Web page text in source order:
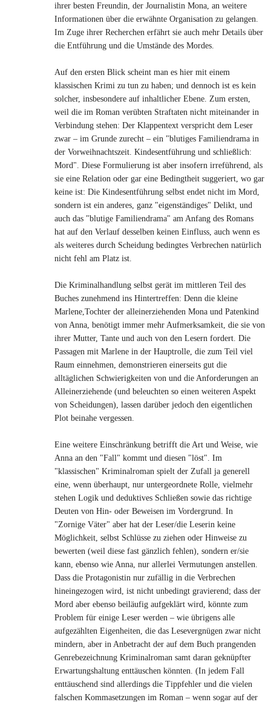
ihrer besten Freundin, der Journalistin Mona, an weitere
Informationen über die erwähnte Organisation zu gelangen.
Im Zuge ihrer Recherchen erfährt sie auch mehr Details über
die Entführung und die Umstände des Mordes.
Auf den ersten Blick scheint man es hier mit einem
klassischen Krimi zu tun zu haben; und dennoch ist es kein
solcher, insbesondere auf inhaltlicher Ebene. Zum ersten,
weil die im Roman verübten Straftaten nicht miteinander in
Verbindung stehen: Der Klappentext verspricht dem Leser
zwar – im Grunde zurecht – ein "blutiges Familiendrama in
der Vorweihnachtszeit. Kindesentführung und schließlich:
Mord". Diese Formulierung ist aber insofern irreführend, als
sie eine Relation oder gar eine Bedingtheit suggeriert, wo gar
keine ist: Die Kindesentführung selbst endet nicht im Mord,
sondern ist ein anderes, ganz "eigenständiges" Delikt, und
auch das "blutige Familiendrama" am Anfang des Romans
hat auf den Verlauf desselben keinen Einfluss, auch wenn es
als weiteres durch Scheidung bedingtes Verbrechen natürlich
nicht fehl am Platz ist.
Die Kriminalhandlung selbst gerät im mittleren Teil des
Buches zunehmend ins Hintertreffen: Denn die kleine
Marlene,Tochter der alleinerziehenden Mona und Patenkind
von Anna, benötigt immer mehr Aufmerksamkeit, die sie von
ihrer Mutter, Tante und auch von den Lesern fordert. Die
Passagen mit Marlene in der Hauptrolle, die zum Teil viel
Raum einnehmen, demonstrieren einerseits gut die
alltäglichen Schwierigkeiten von und die Anforderungen an
Alleinerziehende (und beleuchten so einen weiteren Aspekt
von Scheidungen), lassen darüber jedoch den eigentlichen
Plot beinahe vergessen.
Eine weitere Einschränkung betrifft die Art und Weise, wie
Anna an den "Fall" kommt und diesen "löst". Im
"klassischen" Kriminalroman spielt der Zufall ja generell
eine, wenn überhaupt, nur untergeordnete Rolle, vielmehr
stehen Logik und deduktives Schließen sowie das richtige
Deuten von Hin- oder Beweisen im Vordergrund. In
"Zornige Väter" aber hat der Leser/die Leserin keine
Möglichkeit, selbst Schlüsse zu ziehen oder Hinweise zu
bewerten (weil diese fast gänzlich fehlen), sondern er/sie
kann, ebenso wie Anna, nur allerlei Vermutungen anstellen.
Dass die Protagonistin nur zufällig in die Verbrechen
hineingezogen wird, ist nicht unbedingt gravierend; dass der
Mord aber ebenso beiläufig aufgeklärt wird, könnte zum
Problem für einige Leser werden – wie übrigens alle
aufgezählten Eigenheiten, die das Lesevergnügen zwar nicht
mindern, aber in Anbetracht der auf dem Buch prangenden
Genrebezeichnung Kriminalroman samt daran geknüpfter
Erwartungshaltung enttäuschen könnten. (In jedem Fall
enttäuschend sind allerdings die Tippfehler und die vielen
falschen Kommasetzungen im Roman – wenn sogar auf der